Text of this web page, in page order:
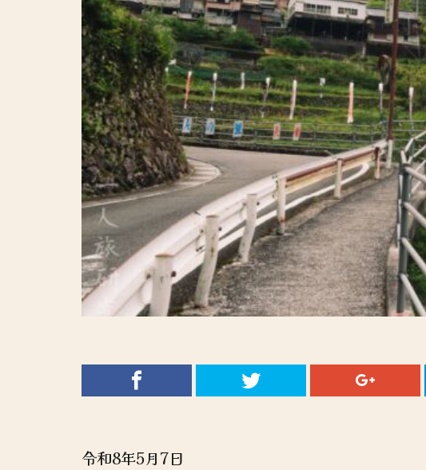
令和8年5月7日